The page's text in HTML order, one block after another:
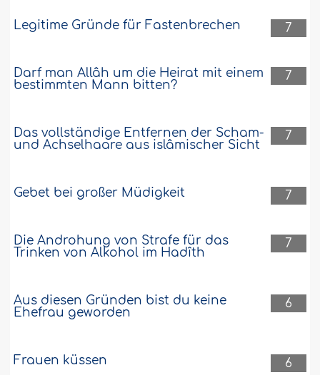
7
Legitime Gründe für Fastenbrechen
7
Darf man Allâh um die Heirat mit einem
bestimmten Mann bitten?
7
Das vollständige Entfernen der Scham-
und Achselhaare aus islâmischer Sicht
7
Gebet bei großer Müdigkeit
7
Die Androhung von Strafe für das
Trinken von Alkohol im Hadîth
6
Aus diesen Gründen bist du keine
Ehefrau geworden
6
Frauen küssen